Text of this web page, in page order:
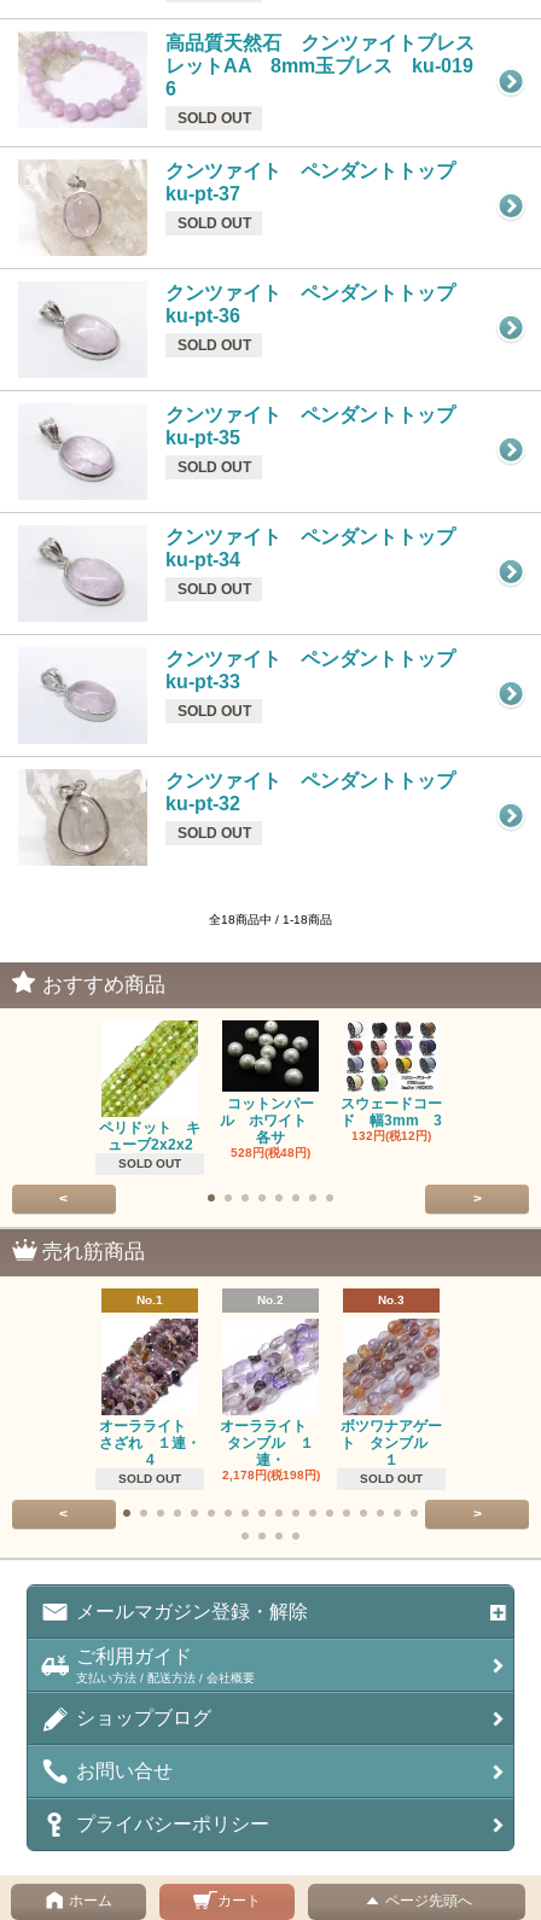
高品質天然石 クンツァイトブレス
レットAA 8mm玉ブレス ku-019
6
SOLD OUT
クンツァイト ペンダントトップ
ku-pt-37
SOLD OUT
クンツァイト ペンダントトップ
ku-pt-36
SOLD OUT
クンツァイト ペンダントトップ
ku-pt-35
SOLD OUT
クンツァイト ペンダントトップ
ku-pt-34
SOLD OUT
クンツァイト ペンダントトップ
ku-pt-33
SOLD OUT
クンツァイト ペンダントトップ
ku-pt-32
SOLD OUT
全18商品中 / 1-18商品
おすすめ商品
ペリドット キ
ューブ2x2x2
SOLD OUT
コットンパー
ル ホワイト
各サ
528円(税48円)
スウェードコー
ド 幅3mm 3
132円(税12円)
< >
売れ筋商品
No.1
オーラライト
さざれ １連・
4
SOLD OUT
No.2
オーラライト
タンブル １
連・
2,178円(税198円)
No.3
ボツワナアゲー
ト タンブル
１
SOLD OUT
< >
メールマガジン登録・解除
ご利用ガイド
支払い方法 / 配送方法 / 会社概要
ショップブログ
お問い合せ
プライバシーポリシー
ホーム カート ページ先頭へ